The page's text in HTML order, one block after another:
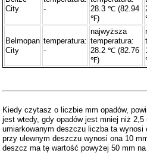
City
-
28.3 ℃ (82.94
℉)
Belmopan
City
temperatura:
-
najwyższa
temperatura:
28.2 ℃ (82.76
℉)
Kiedy czytasz o liczbie mm opadów,
jest wtedy, gdy opadów jest mniej niż
umiarkowanym deszczu liczba ta wynosi
przy ulewnym deszczu wynosi ona 10
deszcz ma tę wartość powyżej 50 mm na